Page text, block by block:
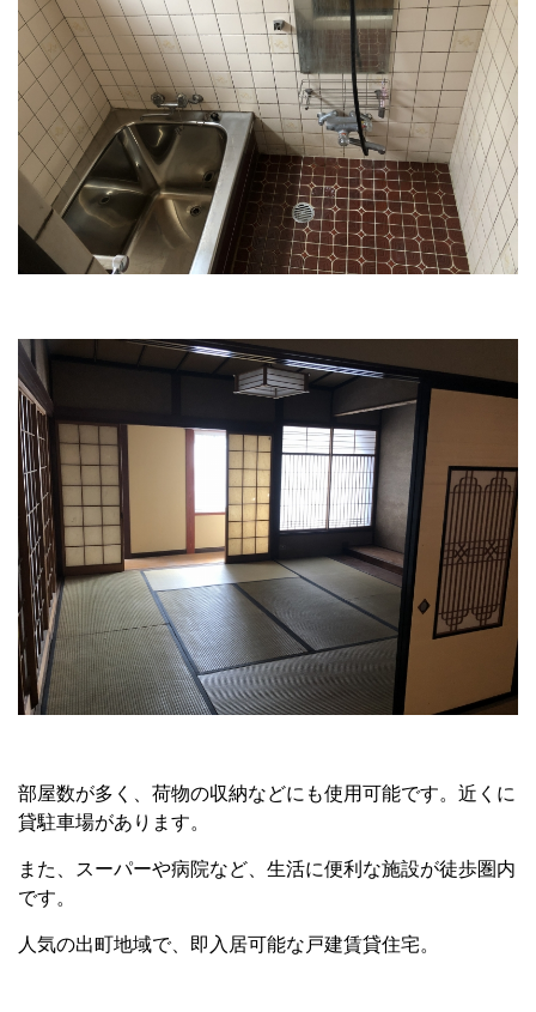
部屋数が多く、荷物の収納などにも使用可能です。近くに
貸駐車場があります。
また、スーパーや病院など、生活に便利な施設が徒歩圏内
です。
人気の出町地域で、即入居可能な戸建賃貸住宅。